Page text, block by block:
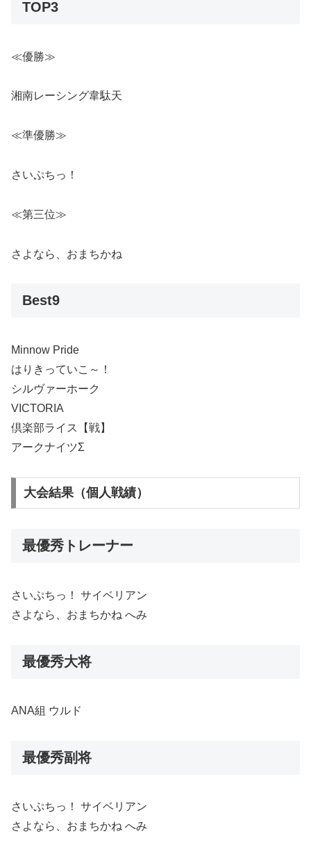
TOP3
≪優勝≫
湘南レーシング韋駄天
≪準優勝≫
さいぷちっ！
≪第三位≫
さよなら、おまちかね
Best9
Minnow Pride
はりきっていこ～！
シルヴァーホーク
VICTORIA
倶楽部ライス【戦】
アークナイツΣ
大会結果（個人戦績）
最優秀トレーナー
さいぷちっ！ サイベリアン
さよなら、おまちかね へみ
最優秀大将
ANA組 ウルド
最優秀副将
さいぷちっ！ サイベリアン
さよなら、おまちかね へみ